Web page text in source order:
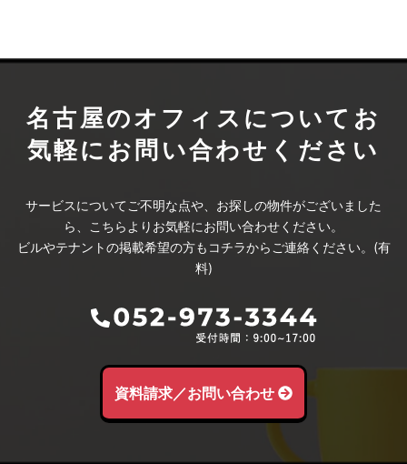
名古屋のオフィスについて お
気軽にお問い合わせください
サービスについてご不明な点や、お探しの物件がございました
ら、こちらよりお気軽にお問い合わせください。
ビルやテナントの掲載希望の方もコチラからご連絡ください。(有
料)
資料請求／お問い合わせ